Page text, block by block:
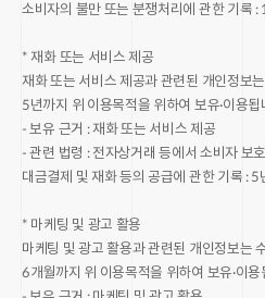
소비자의 불만 또는 분쟁처리에 관한 기록 :
* 재화 또는 서비스 제공
재화 또는 서비스 제공과 관련된 개인정보
5년까지 위 이용목적을 위하여 보유·이용됩
- 보유 근거 : 재화 또는 서비스 제공
- 관련 법령 : 전자상거래 등에서 소비자 보
대금결제 및 재화 등의 공급에 관한 기록 : 5
* 마케팅 및 광고 활용
마케팅 및 광고 활용과 관련된 개인정보는
6개월까지 위 이용목적을 위하여 보유·이용